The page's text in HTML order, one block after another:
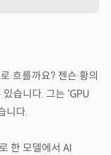
흐를까요? 젠슨 황의
습니다. 그는 'GPU
니다.
한 모델에서 AI